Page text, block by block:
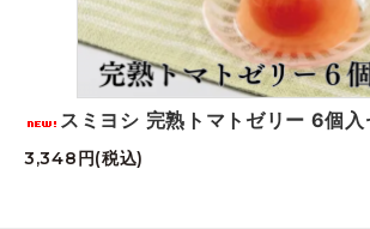
スミヨシ 完熟トマトゼリー 6個入
3,348円(税込)